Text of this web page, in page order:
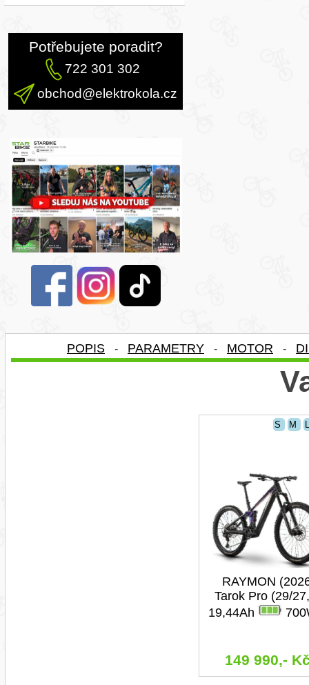
Potřebujete poradit?
722 301 302
obchod@elektrokola.cz
POPIS - PARAMETRY - MOTOR -
S M
RAYMON
Tarok Pro (29/
19,44Ah
149 990,-